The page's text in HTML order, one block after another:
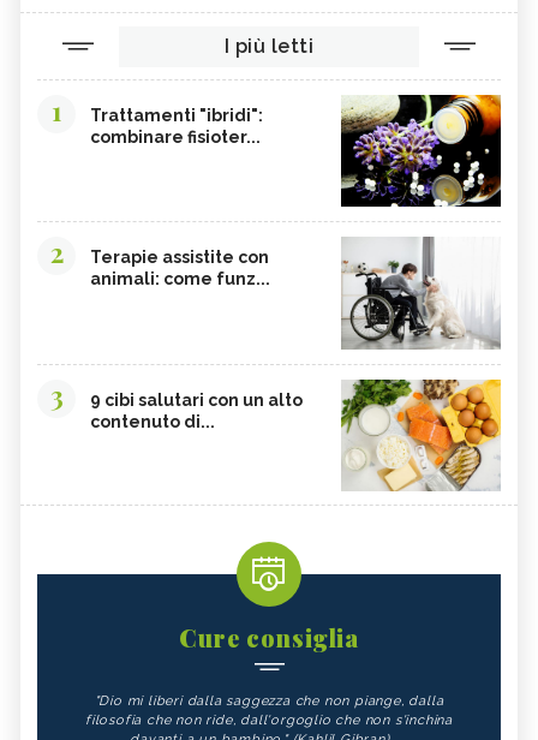
I più letti
1
Trattamenti "ibridi":
combinare fisioter...
2
Terapie assistite con
animali: come funz...
3
9 cibi salutari con un alto
contenuto di...
Cure consiglia
"Dio mi liberi dalla saggezza che non piange, dalla
filosofia che non ride, dall'orgoglio che non s'inchina